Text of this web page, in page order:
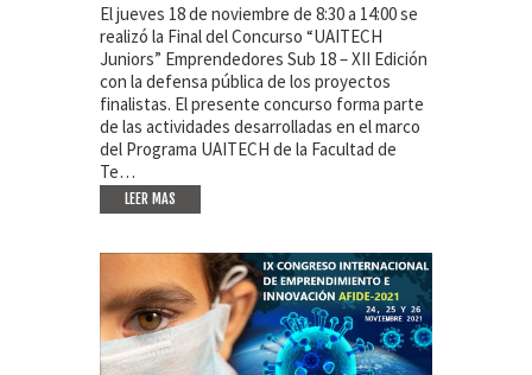
El jueves 18 de noviembre de 8:30 a 14:00 se
realizó la Final del Concurso “UAITECH
Juniors” Emprendedores Sub 18 – XII Edición
con la defensa pública de los proyectos
finalistas. El presente concurso forma parte
de las actividades desarrolladas en el marco
del Programa UAITECH de la Facultad de
Te…
LEER MAS